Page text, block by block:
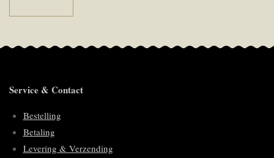
Service & Contact
Bestelling
Betaling
Levering & Verzending